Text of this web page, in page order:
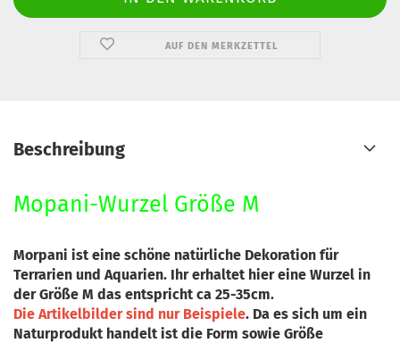
AUF DEN MERKZETTEL
Beschreibung
Mopani-Wurzel Größe M
Morpani ist eine schöne natürliche Dekoration für
Terrarien und Aquarien. Ihr erhaltet hier eine Wurzel in
der Größe M das entspricht ca 25-35cm.
Die Artikelbilder sind nur Beispiele. Da es sich um ein
Naturprodukt handelt ist die Form sowie Größe